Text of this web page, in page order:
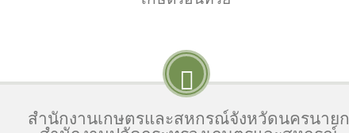
สำนักงานเกษตรและสหกรณ์จังหวัดนครนายก